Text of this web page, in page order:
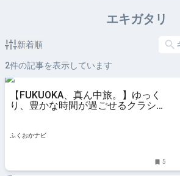
エキガタリ
新着順
2件の記事を表示しています
【FUKUOKA、真ん中旅。】ゆっく
り、豊かな時間が過ごせるクラシッ
ふくおかナビ
5